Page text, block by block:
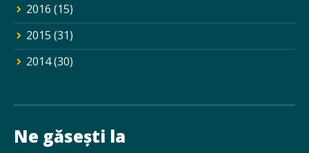
2016 (15)
2015 (31)
2014(30)
Ne găsești la